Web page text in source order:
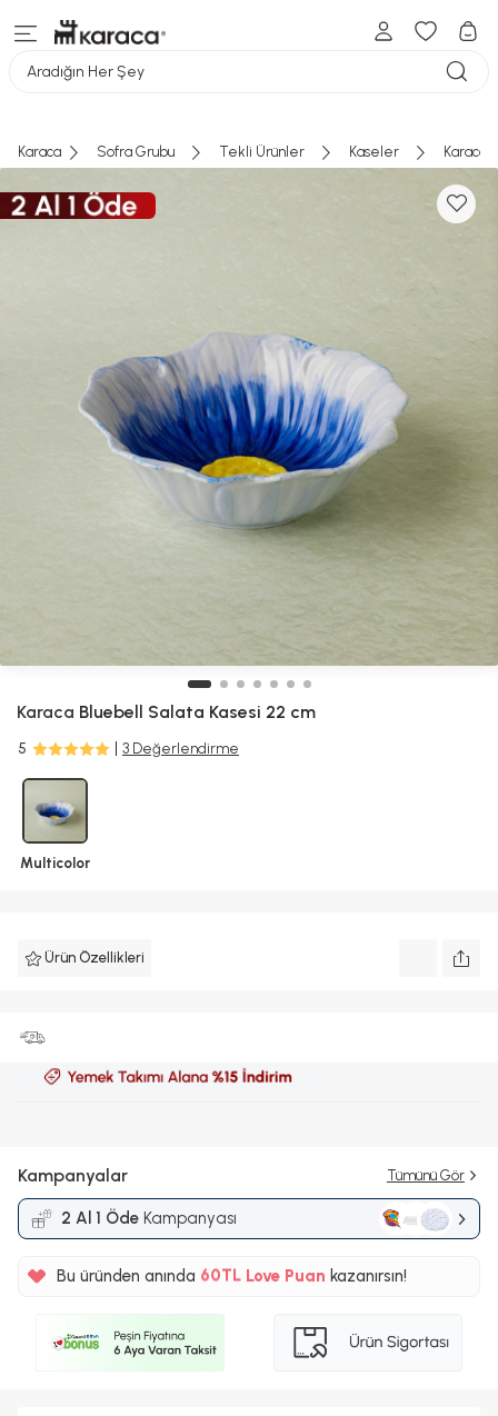
Aradığın Her Şey
Karaca Sofra Grubu Tekli Ürünler Kaseler Karaca
Karaca Bluebell Salata Kasesi 22 cm
5 3 Değerlendirme
Multicolor
Ürün Özellikleri
Kampanyalar Tümünü Gör
2 Al 1 Öde Kampanyası
Bu üründen anında
%5
%5 Love Puankazanırsın!